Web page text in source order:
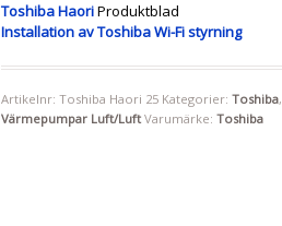
Toshiba HaoriProduktblad
Installation av Toshiba Wi-Fi styrning
Artikelnr: Toshiba Haori 25 Kategorier: Toshiba,
Värmepumpar Luft/Luft Varumärke: Toshiba